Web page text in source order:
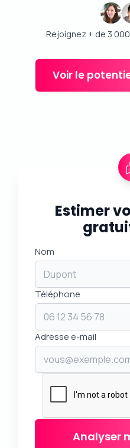
Rejoignez + de 3
Voir le
Estimer
Nom
Téléphone
Adresse e-mail
Analyser